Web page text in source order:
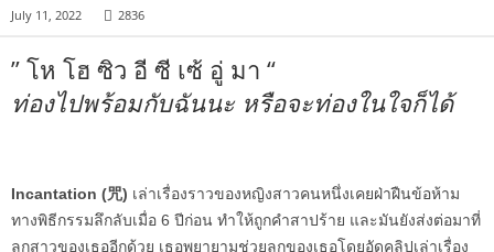
July 11, 2022 2836
” โห โฮ ซิว อี ซี เซ้ อู่ มา “
ท่องไปพร้อมกับฉันนะ หรือจะท่องในใจก็ได้
Incantation (咒) เล่าเรื่องราวของหญิงสาวคนหนึ่งเคยฝ่าฝืนข้อห้าม
ทางพิธีกรรมลึกลับเมื่อ 6 ปีก่อน ทำให้ถูกคำสาปร้าย และมันยังส่งต่อมาที่
ลูกสาวของเธออีกด้วย เธอพยายามช่วยลูกของเธอโดยอัดคลิปเล่าเรื่อง